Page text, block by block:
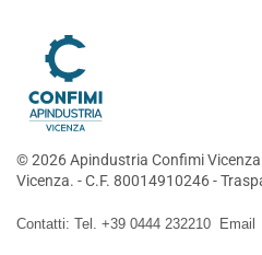
©2026Apindustria Confimi
Vicenza. - C.F. 80014910246 -
Contatti: Tel. +39 0444 232210 Email